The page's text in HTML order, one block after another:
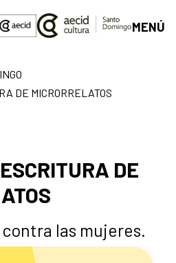
MENÚ
DE MICRORRELATOS
DE
las mujeres.